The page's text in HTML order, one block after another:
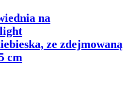
na
ze zdejmowaną
cm